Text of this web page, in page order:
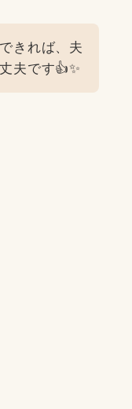
きれば、夫
夫です👍✨